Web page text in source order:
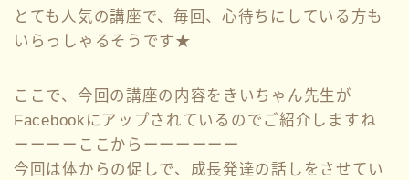
とても人気の講座で、毎回、心待ちにしている方も
いらっしゃるそうです★
ここで、今回の講座の内容をきいちゃん先生が
Facebookにアップされているのでご紹介しますね
ーーーーここからーーーーーー
今回は体からの促しで、成長発達の話しをさせてい